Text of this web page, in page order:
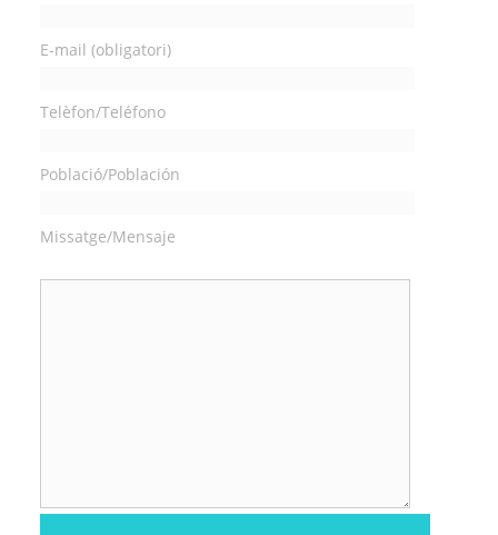
E-mail (obligatori)
Telèfon/Teléfono
Població/Población
Missatge/Mensaje